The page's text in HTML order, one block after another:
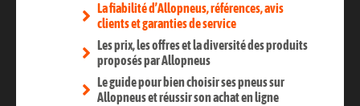
La fiabilité d’Allopneus, références, avis
clients et garanties de service
Les prix, les offres et la diversité des produits
proposés par Allopneus
Le guide pour bien choisir ses pneus sur
Allopneus et réussir son achat en ligne